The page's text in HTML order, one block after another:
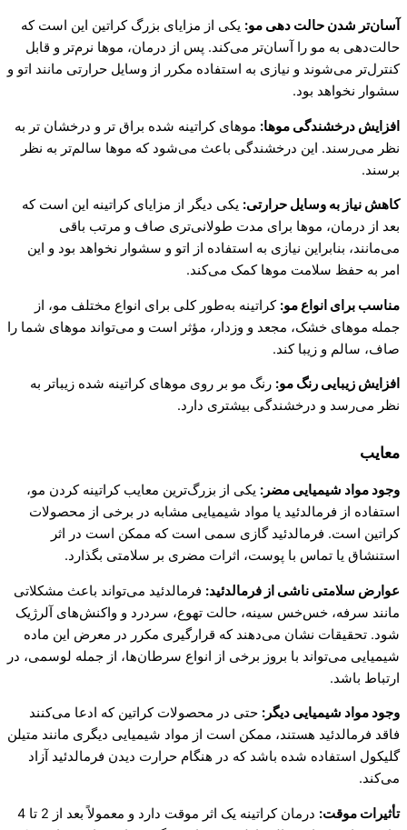
آسان‌تر شدن حالت دهی مو:یکی از مزایای بزرگ کراتین این است که
حالت‌دهی به مو را آسان‌تر می‌کند. پس از درمان، موها نرم‌تر و قابل
کنترل‌تر می‌شوند و نیازی به استفاده مکرر از وسایل حرارتی مانند اتو و
سشوار نخواهد بود.
افزایش درخشندگی موها:موهای کراتینه شده براق تر و درخشان تر به
نظر می‌رسند. این درخشندگی باعث می‌شود که موها سالم‌تر به نظر
برسند.
کاهش نیاز به وسایل حرارتی:یکی دیگر از مزایای کراتینه این است که
بعد از درمان، موها برای مدت طولانی‌تری صاف و مرتب باقی
می‌مانند، بنابراین نیازی به استفاده از اتو و سشوار نخواهد بود و این
امر به حفظ سلامت موها کمک می‌کند.
مناسب برای انواع مو:کراتینه به‌طور کلی برای انواع مختلف مو، از
جمله موهای خشک، مجعد و وزدار، مؤثر است و می‌تواند موهای شما را
صاف، سالم و زیبا کند.
افزایش زیبایی رنگ مو:رنگ مو بر روی موهای کراتینه شده زیباتر به
نظر می‌رسد و درخشندگی بیشتری دارد.
معایب
وجود مواد شیمیایی مضر: یکی از بزرگ‌ترین معایب کراتینه کردن مو،
استفاده از فرمالدئید یا مواد شیمیایی مشابه در برخی از محصولات
کراتین است. فرمالدئید گازی سمی است که ممکن است در اثر
استنشاق یا تماس با پوست، اثرات مضری بر سلامتی بگذارد.
عوارض سلامتی ناشی از فرمالدئید:فرمالدئید می‌تواند باعث مشکلاتی
مانند سرفه، خس‌خس سینه، حالت تهوع، سردرد و واکنش‌های آلرژیک
شود. تحقیقات نشان می‌دهند که قرارگیری مکرر در معرض این ماده
شیمیایی می‌تواند با بروز برخی از انواع سرطان‌ها، از جمله لوسمی، در
ارتباط باشد.
وجود مواد شیمیایی دیگر: حتی در محصولات کراتین که ادعا می‌کنند
فاقد فرمالدئید هستند، ممکن است از مواد شیمیایی دیگری مانند متیلن
گلیکول استفاده شده باشد که در هنگام حرارت دیدن فرمالدئید آزاد
می‌کند.
تأثیرات موقت:
درمان کراتینه یک اثر موقت دارد و معمولاً بعد از 2 تا 4